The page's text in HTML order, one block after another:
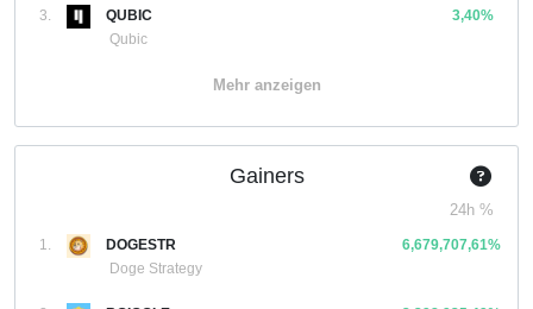
3.
QUBIC
Qubic
3,40%
Mehr anzeigen
Gainers
24h %
1.
DOGESTR
Doge Strategy
6,679,707,61%